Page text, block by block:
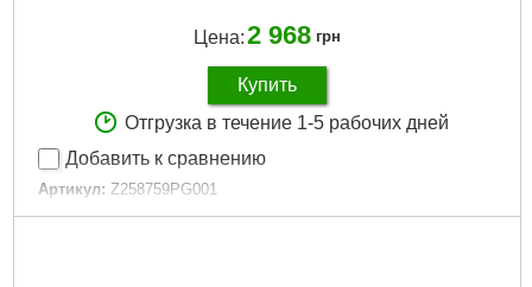
Цена:2 968 грн
Купить
Отгрузка в течение 1-5 рабочих дней
Добавить к сравнению
Артикул: Z258759PG001
Код товара: 31.09.43